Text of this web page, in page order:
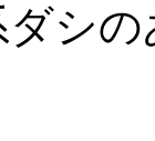
シ